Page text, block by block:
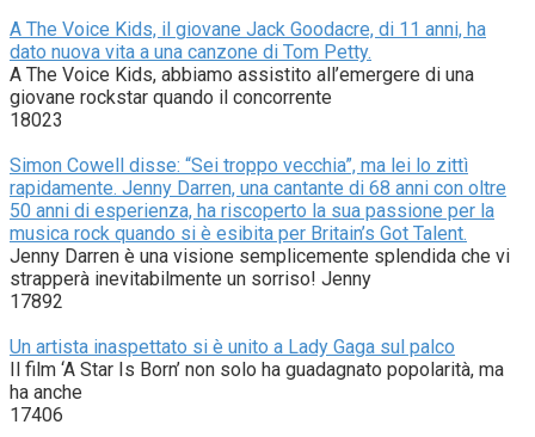
A The Voice Kids, il giovane Jack Goodacre, di 11 anni, ha
dato nuova vita a una canzone di Tom Petty.
A The Voice Kids, abbiamo assistito all’emergere di una
giovane rockstar quando il concorrente
18023
Simon Cowell disse: “Sei troppo vecchia”, ma lei lo zittì
rapidamente. Jenny Darren, una cantante di 68 anni con oltre
50 anni di esperienza, ha riscoperto la sua passione per la
musica rock quando si è esibita per Britain’s Got Talent.
Jenny Darren è una visione semplicemente splendida che vi
strapperà inevitabilmente un sorriso! Jenny
17892
Un artista inaspettato si è unito a Lady Gaga sul palco
Il film ‘A Star Is Born’ non solo ha guadagnato popolarità, ma
ha anche
17406